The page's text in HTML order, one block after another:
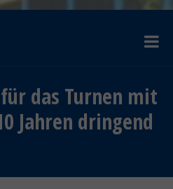
das Turnen mit
Jahren dringend